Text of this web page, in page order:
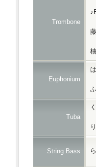
Trombone
Euphonium
Tuba
String Bass